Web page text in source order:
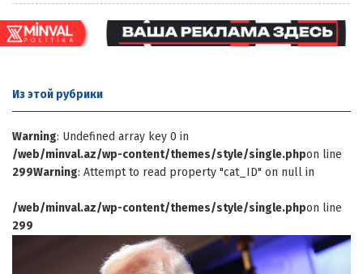
Из этой рубрики
Warning: Undefined array key 0 in
/web/minval.az/wp-content/themes/style/single.phpon line
299Warning: Attempt to read property "cat_ID" on null in
/web/minval.az/wp-content/themes/style/single.phpon line
299